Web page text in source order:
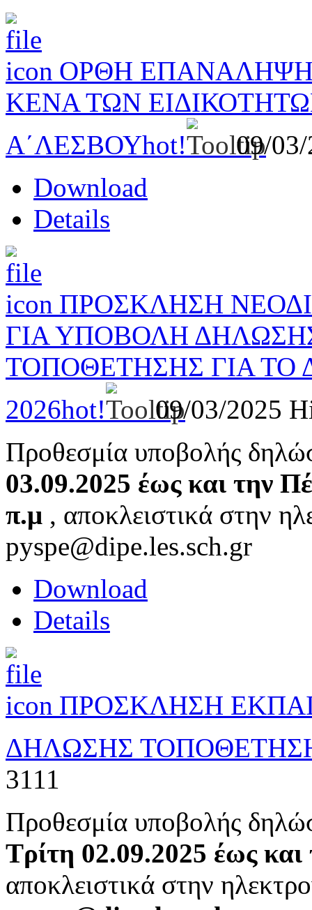
ΟΡΘΗ ΕΠΑΝΑΛΗΨΗ
ΚΕΝΑ ΤΩΝ
Α΄ΛΕΣΒΟΥhot!
09/
Download
Details
ΠΡΟΣΚΛΗΣΗ
ΓΙΑ ΥΠΟΒΟΛΗ
ΤΟΠΟΘΕΤΗΣΗΣ ΓΙΑ ΤΟ
2026hot! 09/03/2025
Προθεσμία υποβολής
03.09.2025 έως και την
π.μ , αποκλειστικά στην
pyspe@dipe.les.sch.gr
Download
Details
ΠΡΟΣΚΛΗΣΗ
ΔΗΛΩΣΗΣ
3111
Προθεσμία υποβολής
Τρίτη 02.09.2025 έως
αποκλειστικά στην